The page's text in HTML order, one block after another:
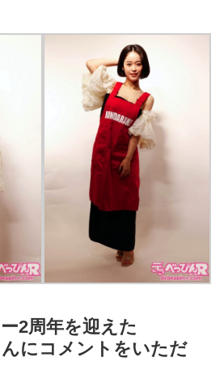
2周年を迎えた
にコメントをいただ